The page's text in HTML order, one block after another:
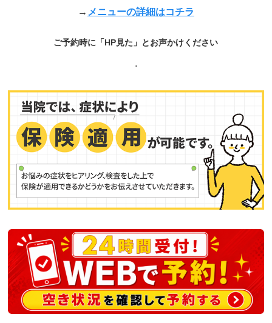
→ メニューの詳細はコチラ
ご予約時に「HP見た」とお声かけください
.